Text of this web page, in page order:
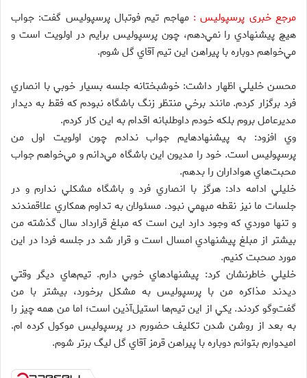
مرجع خبری پرسپولیس :مهاجم تيم فوتبال پرسپوليس گفت‌: جواب
هيچ پيشنهادي را نمي‌دهم، چون پرسپوليس برايم در اولويت است و
مي‌خواهم دوباره با پيراهن اين تيم آقاي گل شوم.
محسن خليلي اظهار داشت‌: خوشبختانه جلسه بسيار خوبي با انصاري
فرد برگزار كردم. مانند برخي منتظر زنگ باشگاه نبودم كه فقط به ديدار
مديرعامل بروم بلكه خودم داوطلبانه اقدام به اين كار كردم.
وي افزود: به پيشنهادهايم جواب ندادم چون اولويت اول من
پرسپوليس است. خود را مديون اين باشگاه مي‌دانم و مي‌خواهم جواب
محبت‌هاي هواداران را بدهم.
خليلي ادامه داد: هرگز با انصاري فرد و باشگاه مشكلي ندارم و در
جلسات ما نيز نقطه مبهمي نبود. مسئولان به تداوم همكاري علاقمندند
و تنها موردي كه وجود دارد اين است كه مبلغ قرارداد سال گذشته من
بيشتر از مبلغ پيشنهادي امسال است و قرار شد در جلسه فردا در اين
مورد صحبت كنيم.
خليلي خاطرنشان كرد: ‌پيشنهادهاي خوبي دارم. تيم‌هاي ديگر وقتي
ديدند مذاكره من با پرسپوليس به مشكل برخورد، بيشتر با من
گفت‌وگو كردند. يكي از اين تيم‌ها استيل‌آذين است؛ اما من همه چيز را
به بعد از روشن شدن تكليف حضورم در پرسپوليس موكول كرده ام.
اميدوارم بتوانم دوباره با پيراهن قرمز آقاي گل ليگ برتر شوم.